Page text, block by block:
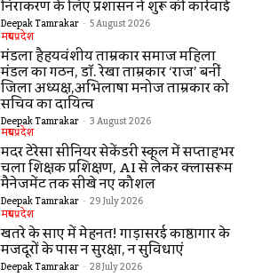
निराकरण के लिए प्रशासन ने शुरू की कार्रवाई
Deepak Tamrakar - 5 August 2026
मध्यप्रदेश
मंडला हैहयवंशीय ताम्रकार समाज महिला
मंडल का गठन, डॉ. रेखा ताम्रकार ‘राज’ बनीं
जिला अध्यक्ष,अभिलाषा मनोज ताम्रकार को
सचिव का दायित्व
Deepak Tamrakar - 3 August 2026
मध्यप्रदेश
मदर टेरेसा सीनियर सेकेंडरी स्कूल में सप्ताहभर
चला शिक्षक प्रशिक्षण, AI से लेकर क्लासरूम
मैनेजमेंट तक सीखे नए कौशल
Deepak Tamrakar - 29 July 2026
मध्यप्रदेश
खतरे के साए में मेहनत! गाड़ासरई काष्ठागार के
मजदूरों के पास न सुरक्षा, न सुविधाएं
Deepak Tamrakar - 28 July 2026